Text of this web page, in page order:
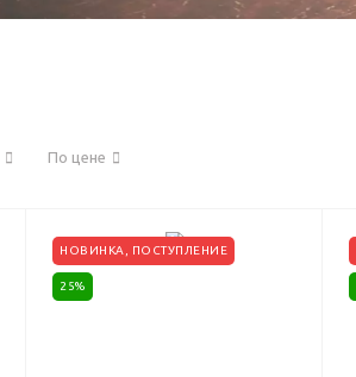
По цене
НОВИНКА, ПОСТУПЛЕНИЕ
25%